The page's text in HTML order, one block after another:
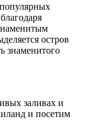
остров
знаменитого
заливах и
и посетим